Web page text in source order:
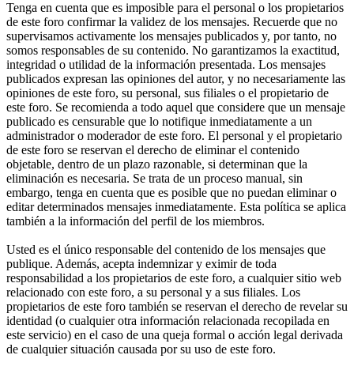
Tenga en cuenta que es imposible para el personal o los propietarios
de este foro confirmar la validez de los mensajes. Recuerde que no
supervisamos activamente los mensajes publicados y, por tanto, no
somos responsables de su contenido. No garantizamos la exactitud,
integridad o utilidad de la información presentada. Los mensajes
publicados expresan las opiniones del autor, y no necesariamente las
opiniones de este foro, su personal, sus filiales o el propietario de
este foro. Se recomienda a todo aquel que considere que un mensaje
publicado es censurable que lo notifique inmediatamente a un
administrador o moderador de este foro. El personal y el propietario
de este foro se reservan el derecho de eliminar el contenido
objetable, dentro de un plazo razonable, si determinan que la
eliminación es necesaria. Se trata de un proceso manual, sin
embargo, tenga en cuenta que es posible que no puedan eliminar o
editar determinados mensajes inmediatamente. Esta política se aplica
también a la información del perfil de los miembros.
Usted es el único responsable del contenido de los mensajes que
publique. Además, acepta indemnizar y eximir de toda
responsabilidad a los propietarios de este foro, a cualquier sitio web
relacionado con este foro, a su personal y a sus filiales. Los
propietarios de este foro también se reservan el derecho de revelar su
identidad (o cualquier otra información relacionada recopilada en
este servicio) en el caso de una queja formal o acción legal derivada
de cualquier situación causada por su uso de este foro.